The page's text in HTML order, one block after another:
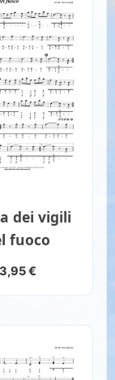
dei vigili
fuoco
3,95€